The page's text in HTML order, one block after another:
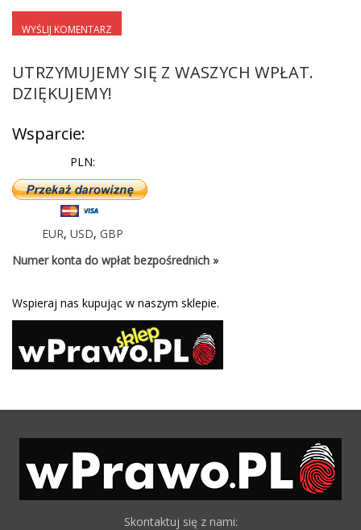
UTRZYMUJEMY SIĘ Z WASZYCH WPŁAT.
DZIĘKUJEMY!
Wsparcie:
PLN:
EUR, USD, GBP
Numer konta do wpłat bezpośrednich »
Wspieraj nas kupując w naszym sklepie.
Skontaktuj się z nami: